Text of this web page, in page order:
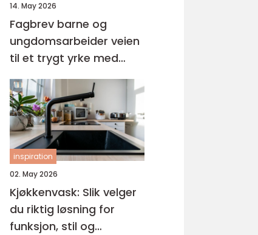
14. May 2026
Fagbrev barne og
ungdomsarbeider veien
til et trygt yrke med
mening
inspiration
02. May 2026
Kjøkkenvask: Slik velger
du riktig løsning for
funksjon, stil og